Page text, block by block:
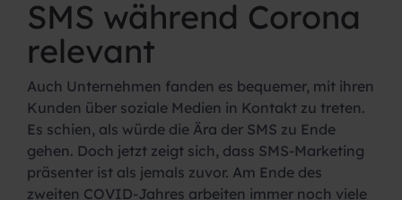
SMS während Corona
relevant
Auch Unternehmen fanden es bequemer, mit ihren
Kunden über soziale Medien in Kontakt zu treten.
Es schien, als würde die Ära der SMS zu Ende
gehen. Doch jetzt zeigt sich, dass SMS-Marketing
präsenter ist als jemals zuvor. Am Ende des
zweiten COVID-Jahres arbeiten immer noch viele